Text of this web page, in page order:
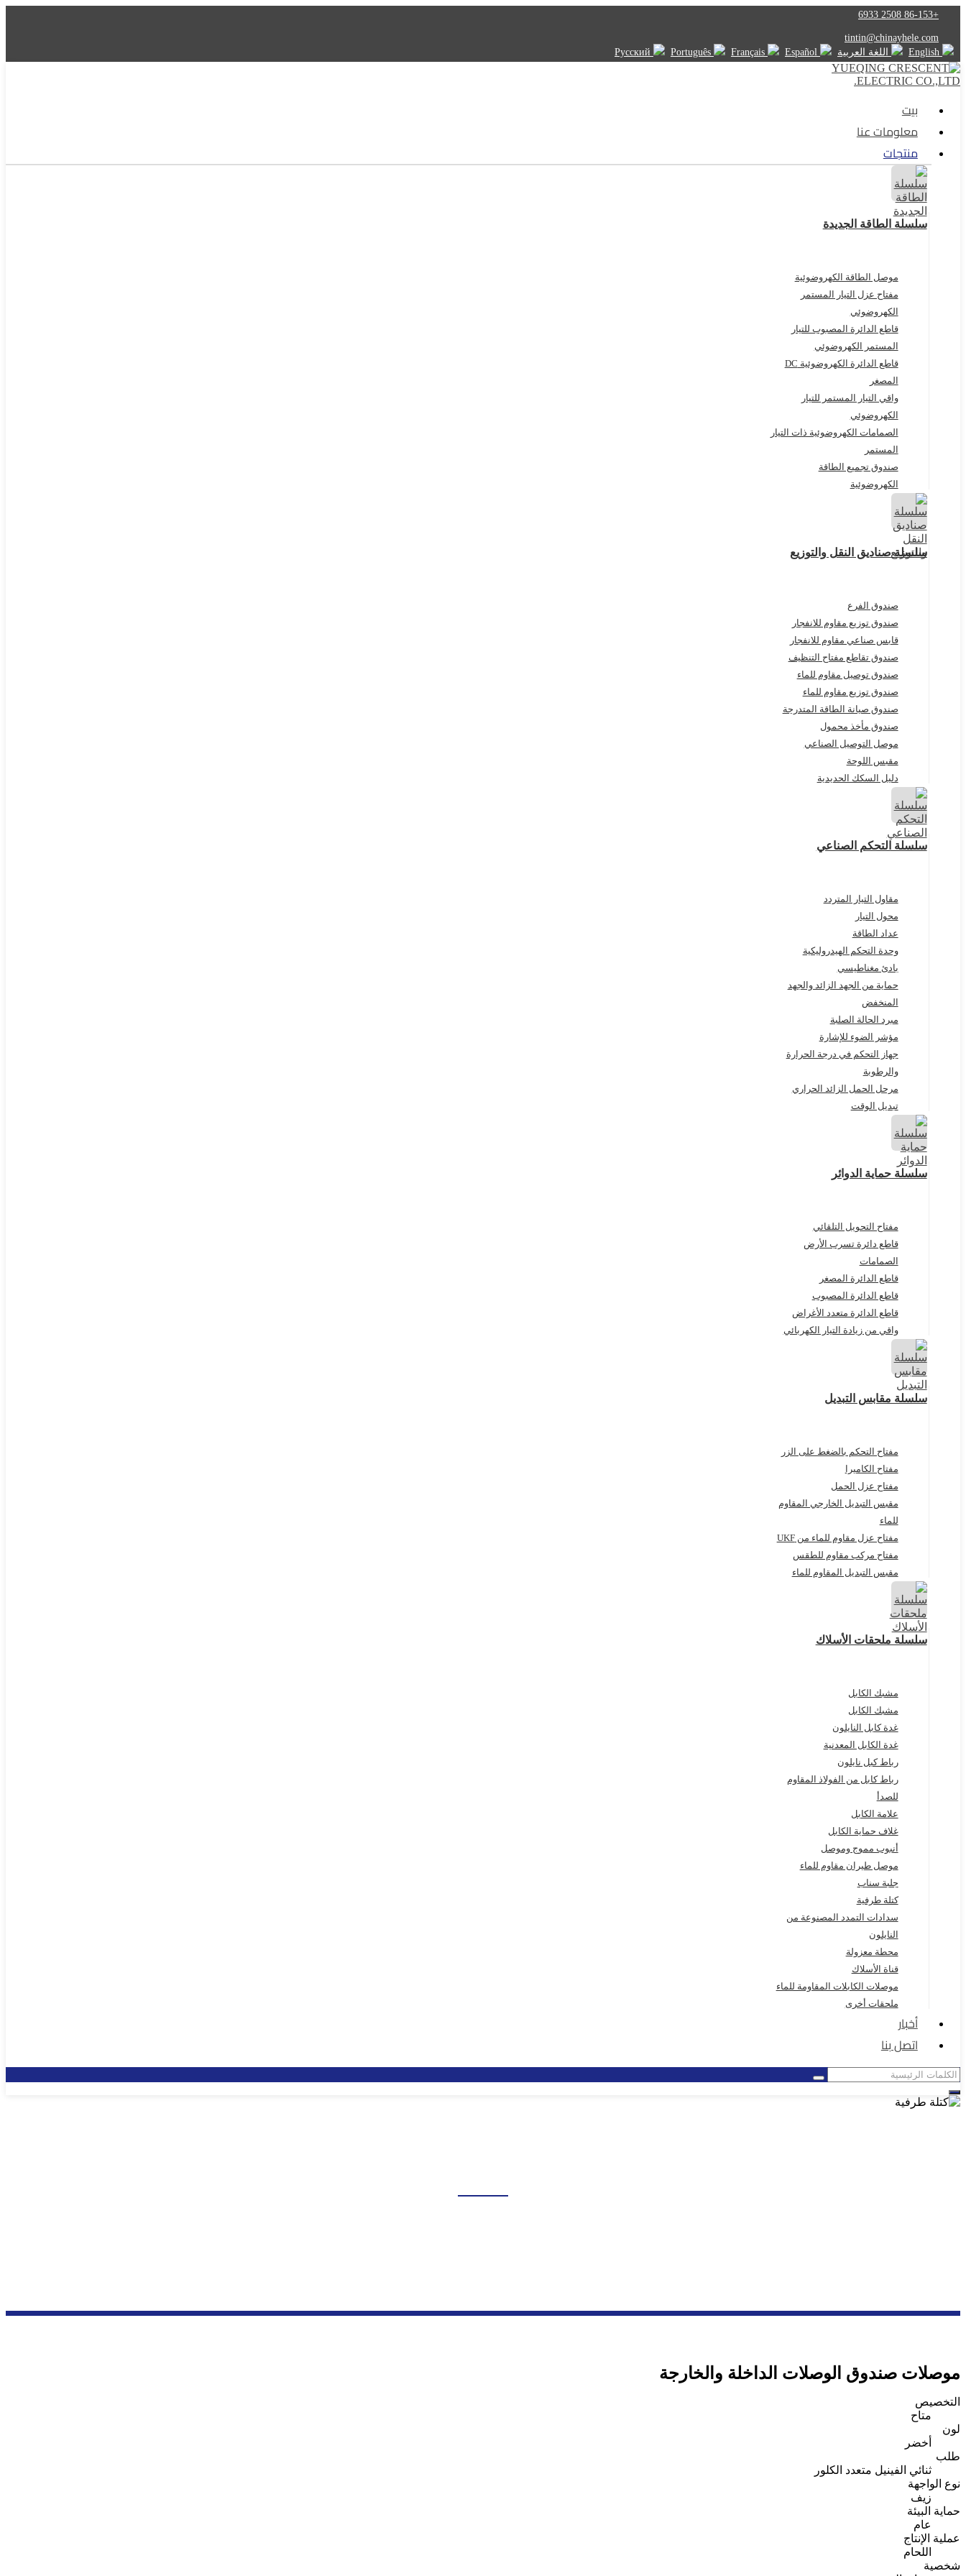
+86-153 2508 6933
tintin@chinayhele.com
اللغة العربية
بيت
معلومات عنا
منتجات
سلسلة الطاقة الجديدة
موصل الطاقة الكهروضوئية
مفتاح عزل التيار المستمر
الكهروضوئي
قاطع الدائرة المصبوب للتيار
المستمر الكهروضوئي
قاطع الدائرة الكهروضوئية DC
المصغر
واقي التيار المستمر للتيار
الكهروضوئي
الصمامات الكهروضوئية ذات التيار
المستمر
صندوق تجميع الطاقة
الكهروضوئية
سلسلة صناديق النقل والتوزيع
صندوق الفرع
صندوق توزيع مقاوم للانفجار
قابس صناعي مقاوم للانفجار
صندوق تقاطع مفتاح التنظيف
صندوق توصيل مقاوم للماء
صندوق توزيع مقاوم للماء
صندوق صيانة الطاقة المتدرجة
صندوق مأخذ محمول
موصل التوصيل الصناعي
مقبس اللوحة
دليل السكك الحديدية
سلسلة التحكم الصناعي
مقاول التيار المتردد
محول التيار
عداد الطاقة
وحدة التحكم الهيدروليكية
بادئ مغناطيسي
حماية من الجهد الزائد والجهد
المنخفض
مبرد الحالة الصلبة
مؤشر الضوء للإشارة
جهاز التحكم في درجة الحرارة
والرطوبة
مرحل الحمل الزائد الحراري
تبديل الوقت
سلسلة حماية الدوائر
مفتاح التحويل التلقائي
قاطع دائرة تسرب الأرض
الصمامات
قاطع الدائرة المصغر
قاطع الدائرة المصبوب
قاطع الدائرة متعدد الأغراض
واقي من زيادة التيار الكهربائي
سلسلة مقابس التبديل
مفتاح التحكم بالضغط على الزر
مفتاح الكاميرا
مفتاح عزل الحمل
مقبس التبديل الخارجي المقاوم
للماء
مفتاح عزل مقاوم للماء من UKF
مفتاح مركب مقاوم للطقس
مقبس التبديل المقاوم للماء
سلسلة ملحقات الأسلاك
مشبك الكابل
مشبك الكابل
غدة كابل النايلون
غدة الكابل المعدنية
رباط كبل نايلون
رباط كابل من الفولاذ المقاوم
للصدأ
علامة الكابل
غلاف حماية الكابل
أنبوب مموج وموصل
موصل طيران مقاوم للماء
جلبة سناب
كتلة طرفية
سدادات التمدد المصنوعة من
النايلون
محطة معزولة
قناة الأسلاك
موصلات الكابلات المقاومة للماء
ملحقات أخرى
أخبار
اتصل بنا
موصلات صندوق الوصلات الداخلة والخارجة
التخصيص
متاح
لون
أخضر
طلب
ثنائي الفينيل متعدد الكلور
نوع الواجهة
زيف
حماية البيئة
عام
عملية الإنتاج
اللحام
شخصية